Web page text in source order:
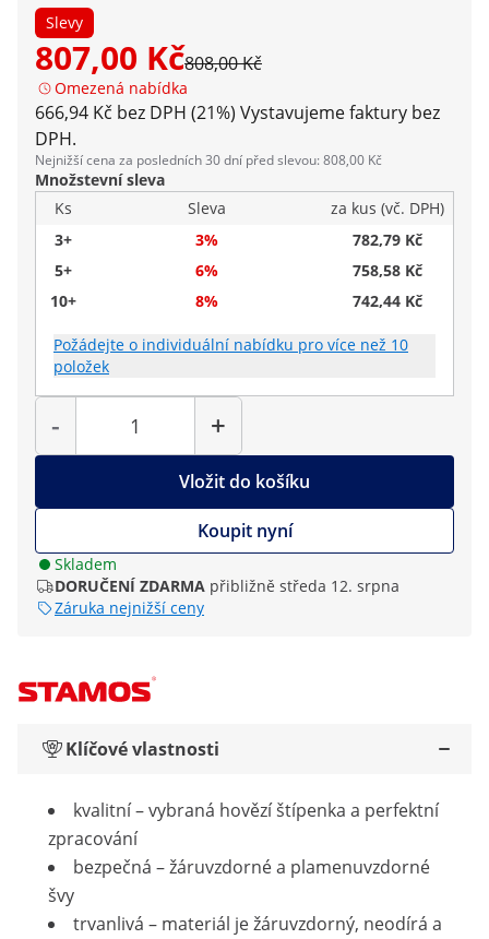
Slevy
807,00 Kč808,00 Kč
Omezená nabídka
666,94 Kč bez DPH (21%) Vystavujeme faktury bez
DPH.
Nejnižší cena za posledních 30 dní před slevou: 808,00 Kč
Množstevní sleva
Ks
Sleva
za kus (vč. DPH)
3+
3%
782,79 Kč
5+
6%
758,58 Kč
10+
8% 742,44 Kč
Požádejte o individuální nabídku pro více než 10
položek
-
Počet
+
Vložit do košíku
Koupit nyní
Skladem
DORUČENÍ ZDARMA přibližně středa 12. srpna
Záruka nejnižší ceny
Klíčové vlastnosti
kvalitní – vybraná hovězí štípenka a perfektní
zpracování
bezpečná – žáruvzdorné a plamenuvzdorné
švy
trvanlivá – materiál je žáruvzdorný, neodírá a